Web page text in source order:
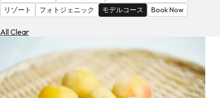
リゾート
フォトジェニック モデルコース Book Now
All Clear